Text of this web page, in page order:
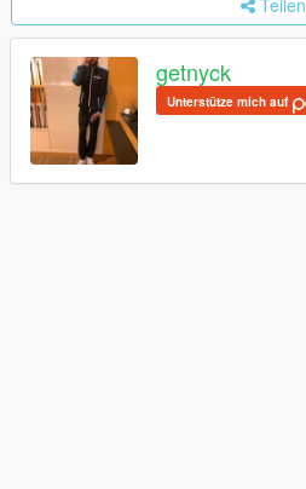
Teilen
getnyck
Unterstütze mich auf